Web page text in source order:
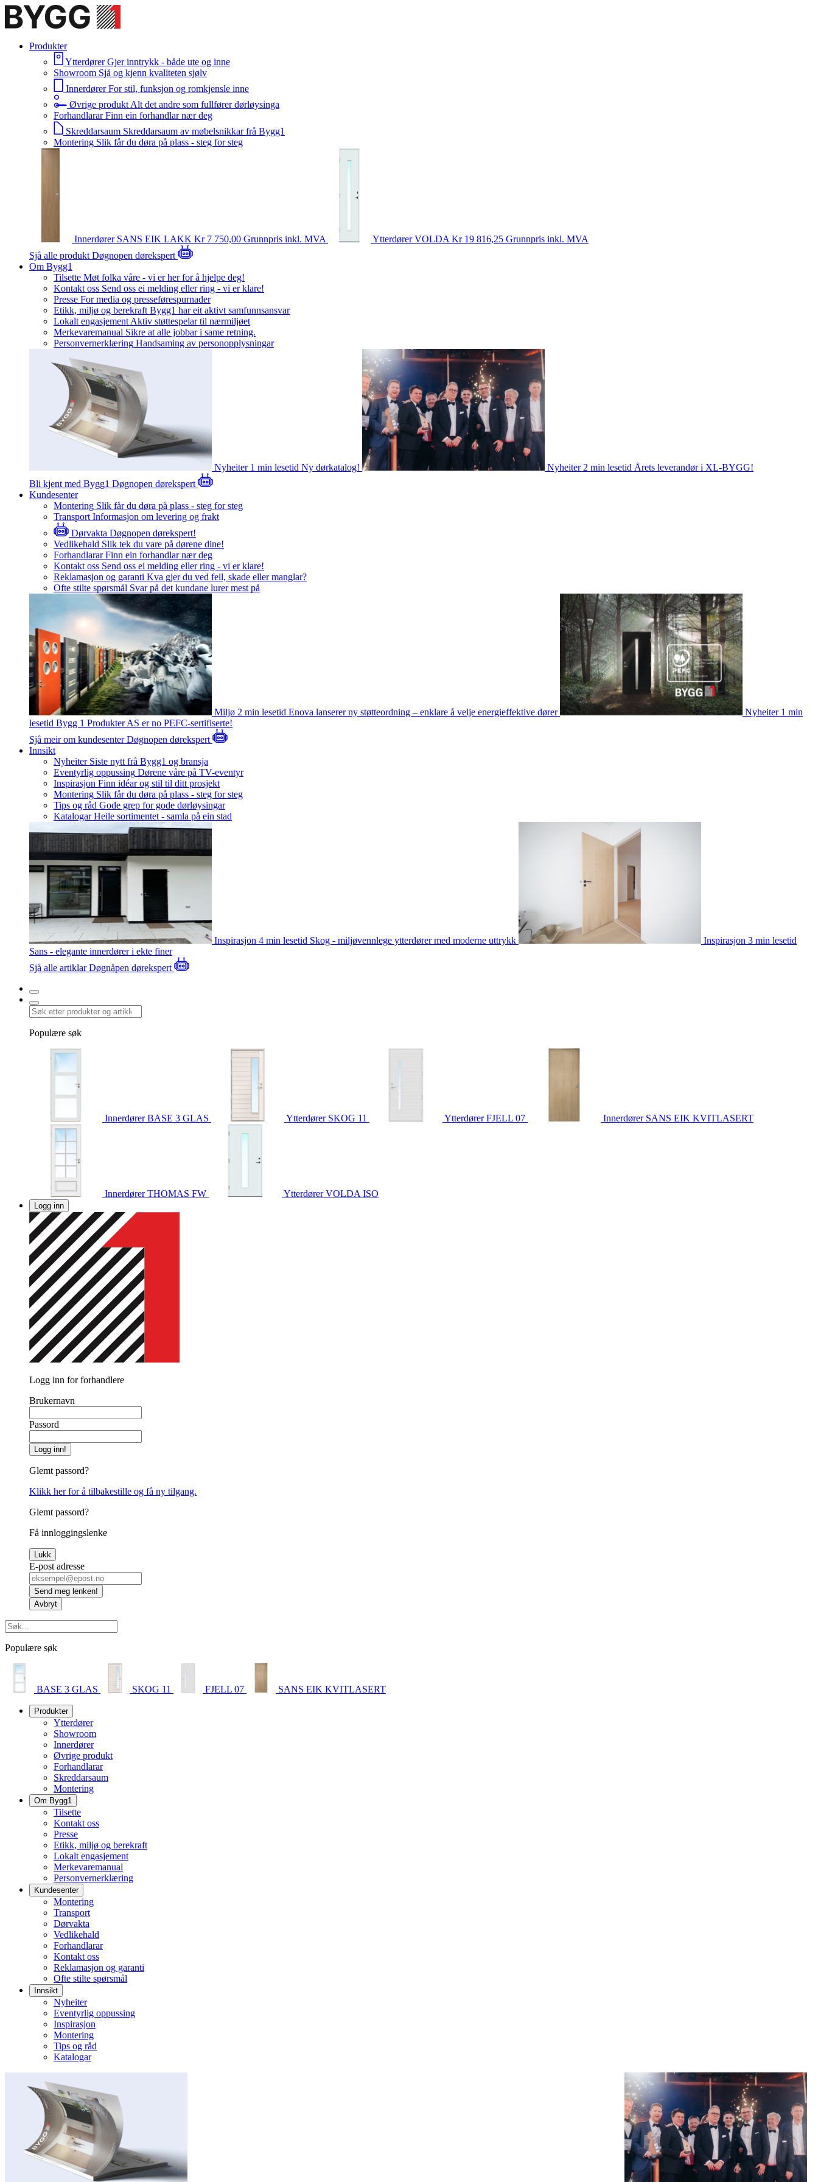
Produkter
Ytterdører Gjer inntrykk - både ute og inne
Showroom Sjå og kjenn kvaliteten sjølv
Innerdører For stil, funksjon og romkjensle inne
Øvrige produkt Alt det andre som fullfører dørløysinga
Forhandlarar Finn ein forhandlar nær deg
Skreddarsaum Skreddarsaum av møbelsnikkar frå Bygg1
Montering Slik får du døra på plass - steg for steg
Innerdører SANS EIK LAKK Kr 7 750,00 Grunnpris inkl. MVA YtterdørerVOLDA Kr 19 816,25 Grunnpris inkl. MVA
Sjå alle produkt Døgnopen dørekspert
Om Bygg1
Tilsette Møt folka våre - vi er her for å hjelpe deg!
Kontakt oss Send oss ei melding eller ring - vi er klare!
Presse For media og presseførespurnader
Etikk, miljø og berekraft Bygg1 har eit aktivt samfunnsansvar
Lokalt engasjement Aktiv støttespelar til nærmiljøet
Merkevaremanual Sikre at alle jobbar i same retning.
Personvernerklæring Handsaming av personopplysningar
Nyheiter 1 min lesetid Ny dørkatalog! Nyheiter 2 min lesetid Årets leverandør i XL-BYGG!
Bli kjent med Bygg1 Døgnopen dørekspert
Kundesenter
Montering Slik får du døra på plass - steg for steg
Transport Informasjon om levering og frakt
Dørvakta Døgnopen dørekspert!
Vedlikehald Slik tek du vare på dørene dine!
Forhandlarar Finn ein forhandlar nær deg
Kontakt oss Send oss ei melding eller ring - vi er klare!
Reklamasjon og garanti Kva gjer du ved feil, skade eller manglar?
Ofte stilte spørsmål Svar på det kundane lurer mest på
Miljø 2 min lesetid Enova lanserer ny støtteordning – enklare å velje energieffektive dører Nyheiter 1 min
lesetid Bygg 1 Produkter AS er no PEFC-sertifiserte!
Sjå meir om kundesenterDøgnopen dørekspert
Innsikt
Nyheiter Siste nytt frå Bygg1 og bransja
Eventyrlig oppussing Dørene våre på TV-eventyr
Inspirasjon Finn idéar og stil til ditt prosjekt
Montering Slik får du døra på plass - steg for steg
Tips og råd Gode grep for gode dørløysingar
Katalogar Heile sortimentet - samla på ein stad
Inspirasjon 4 min lesetid Skog - miljøvennlege ytterdører med moderne uttrykk Inspirasjon 3 min lesetid
Sans - elegante innerdører i ekte finer
Sjå alle artiklarDøgnåpen dørekspert
Populære søk
InnerdørerBASE 3 GLAS Ytterdører SKOG 11 YtterdørerFJELL 07 Innerdører SANS EIK KVITLASERT
InnerdørerTHOMAS FW YtterdørerVOLDA ISO
Logg inn
Logg inn for forhandlere
Brukernavn
Passord
Logg inn!
Glemt passord?
Klikk her for å tilbakestille og få ny tilgang.
Glemt passord?
Få innloggingslenke
Lukk
E-post adresse
Send meg lenken!
Avbryt
Populære søk
BASE 3 GLAS SKOG 11 FJELL 07 SANS EIK KVITLASERT
Produkter
Ytterdører
Showroom
Innerdører
Øvrige produkt
Forhandlarar
Skreddarsaum
Montering
Om Bygg1
Tilsette
Kontakt oss
Presse
Etikk, miljø og berekraft
Lokalt engasjement
Merkevaremanual
Personvernerklæring
Kundesenter
Montering
Transport
Dørvakta
Vedlikehald
Forhandlarar
Kontakt oss
Reklamasjon og garanti
Ofte stilte spørsmål
Innsikt
Nyheiter
Eventyrlig oppussing
Inspirasjon
Montering
Tips og råd
Katalogar